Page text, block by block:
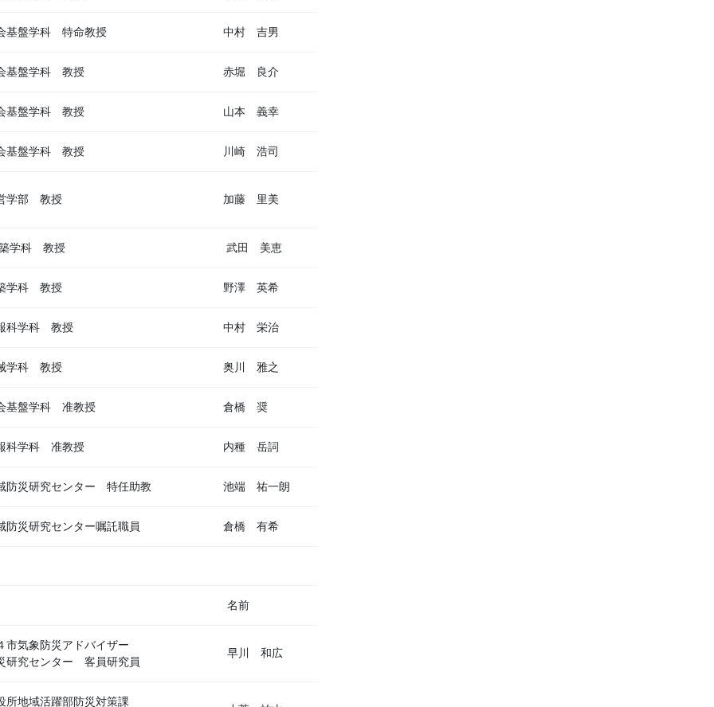
基盤学科 特命教授 中村 吉男
基盤学科 教授 赤堀 良介
基盤学科 教授 山本 義幸
基盤学科 教授 川崎 浩司
学部 教授 加藤 里美
学科 教授 武田 美恵
学科 教授 野澤 英希
科学科 教授 中村 栄治
学科 教授 奥川 雅之
基盤学科 准教授 倉橋 奨
科学科 准教授 内種 岳詞
防災研究センター 特任助教 池端 祐一朗
防災研究センター嘱託職員 倉橋 有希
名前
市気象防災アドバイザー
研究センター 客員研究員
早川 和広
所地域活躍部防災対策課